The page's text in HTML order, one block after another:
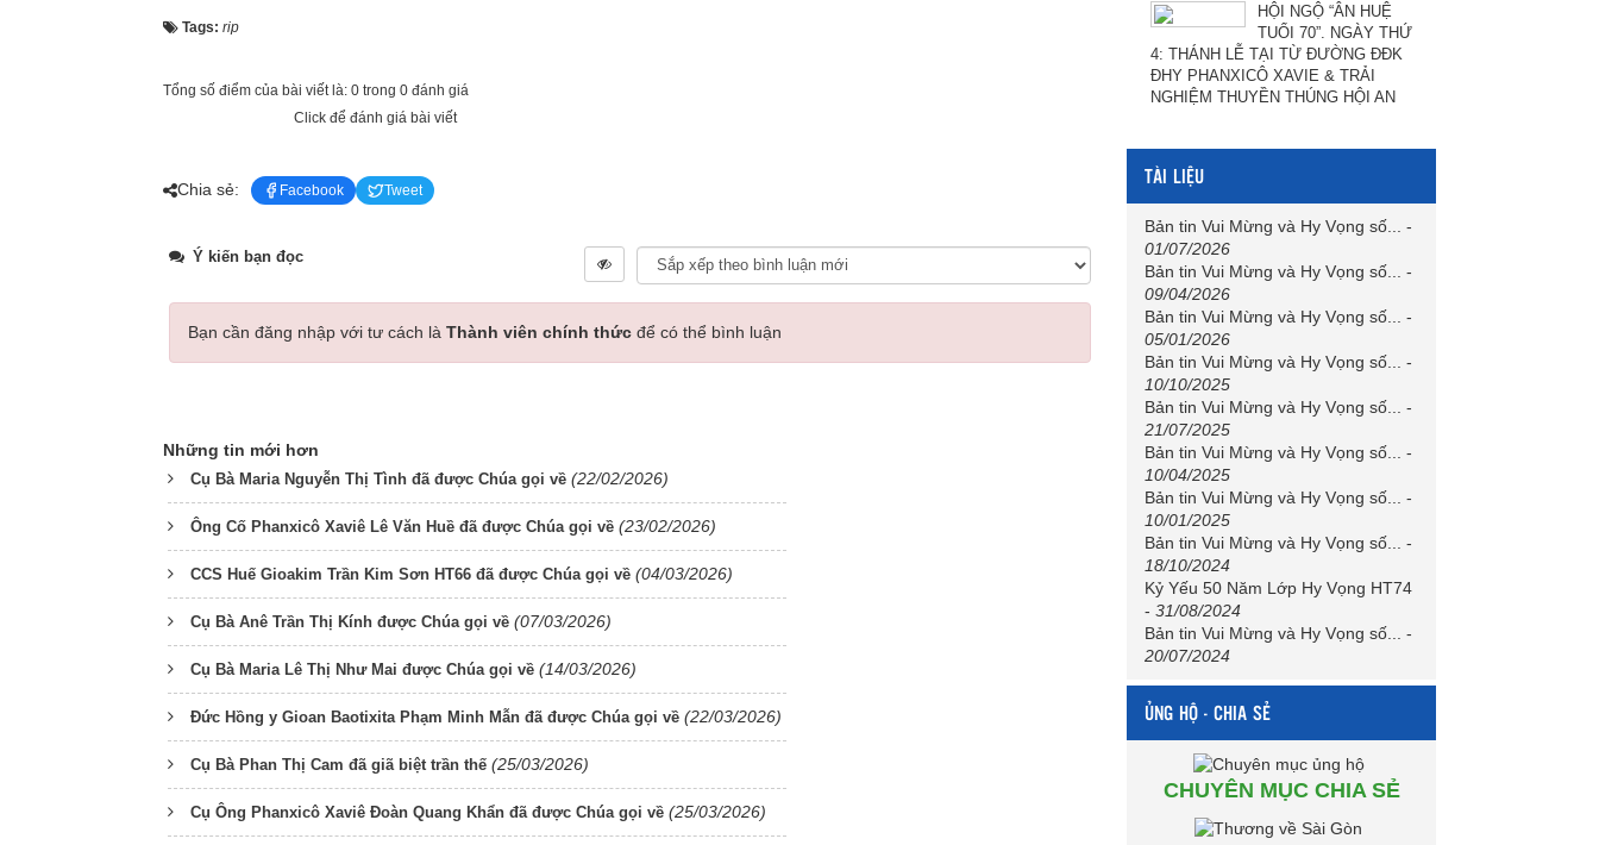
Tags: rip
Tổng số điểm của bài viết là: 0 trong 0 đánh giá
Click để đánh giá bài viết
Chia sẻ: Facebook Tweet
Ý kiến bạn đọc
Bạn cần đăng nhập với tư cách là Thành viên chính thức để có thể bình luận
Những tin mới hơn
Cụ Bà Maria Nguyễn Thị Tình đã được Chúa gọi về (22/02/2026)
Ông Cố Phanxicô Xaviê Lê Văn Huề đã được Chúa gọi về (23/02/2026)
CCS Huế Gioakim Trần Kim Sơn HT66 đã được Chúa gọi về (04/03/2026)
Cụ Bà Anê Trần Thị Kính được Chúa gọi về (07/03/2026)
Cụ Bà Maria Lê Thị Như Mai được Chúa gọi về (14/03/2026)
Đức Hồng y Gioan Baotixita Phạm Minh Mẫn đã được Chúa gọi về (22/03/2026)
Cụ Bà Phan Thị Cam đã giã biệt trần thế (25/03/2026)
Cụ Ông Phanxicô Xaviê Đoàn Quang Khẩn đã được Chúa gọi về (25/03/2026)
HỘI NGỘ “ÂN HUỆ
TUỔI 70”. NGÀY THỨ
4: THÁNH LỄ TẠI TỪ ĐƯỜNG ĐĐK
ĐHY PHANXICÔ XAVIE & TRẢI
NGHIỆM THUYỀN THÚNG HỘI AN
TÀI LIỆU
Bản tin Vui Mừng và Hy Vọng số...
-
01/07/2026
Bản tin Vui Mừng và Hy Vọng số...
-
09/04/2026
Bản tin Vui Mừng và Hy Vọng số...
-
05/01/2026
Bản tin Vui Mừng và Hy Vọng số...
-
10/10/2025
Bản tin Vui Mừng và Hy Vọng số...
-
21/07/2025
Bản tin Vui Mừng và Hy Vọng số...
-
10/04/2025
Bản tin Vui Mừng và Hy Vọng số...
-
10/01/2025
Bản tin Vui Mừng và Hy Vọng số...
-
18/10/2024
Kỷ Yếu 50 Năm Lớp Hy Vọng HT74
- 31/08/2024
Bản tin Vui Mừng và Hy Vọng số...
-
20/07/2024
ỦNG HỘ - CHIA SẺ
CHUYÊN MỤC CHIA SẺ